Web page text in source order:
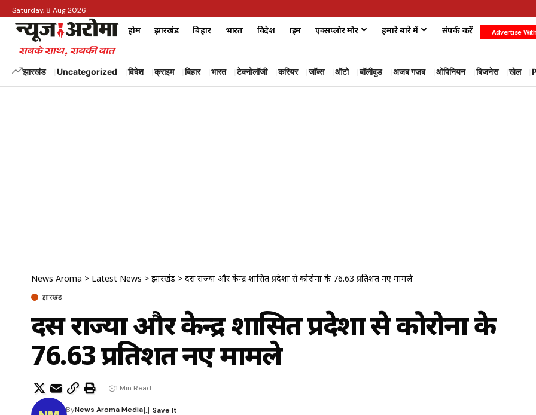
Saturday, 8 Aug 2026
होम झारखंड बिहार भारत विदेश क्राइम एक्सप्लोर मोर हमारे बारे में संपर्क करें Advertise
झारखंड Uncategorized विदेश क्राइम बिहार भारत टेक्नोलॉजी करियर जॉब्स ऑटो बॉलीवुड अजब गज़ब ओपिनियन बिजनेस खेल
News Aroma > Latest News > झारखंड > दस राज्यों और केन्द्र शासित प्रदेशों से कोरोना के 76.63 प्रतिशत नए मामले
झारखंड
दस राज्यों और केन्द्र शासित प्रदेशों से कोरोना के
76.63 प्रतिशत नए मामले
ByNews Aroma Media
1 Min Read